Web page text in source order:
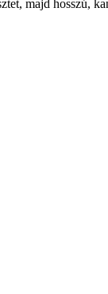
majd hosszú,